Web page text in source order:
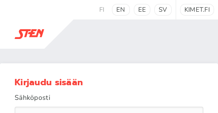
FI EN EE SV KIMET.FI
Kirjaudu sisään
Sähköposti